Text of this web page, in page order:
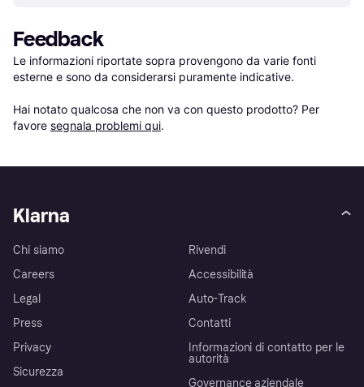
Feedback
Le informazioni riportate sopra provengono da varie fonti
esterne e sono da considerarsi puramente indicative.
Hai notato qualcosa che non va con questo prodotto? Per
favore segnala problemi qui.
Klarna
Chi siamo
Careers
Legal
Press
Privacy
Sicurezza
Rivendi
Accessibilità
Auto-Track
Contatti
Informazioni di contatto per le
autorità
Governance aziendale